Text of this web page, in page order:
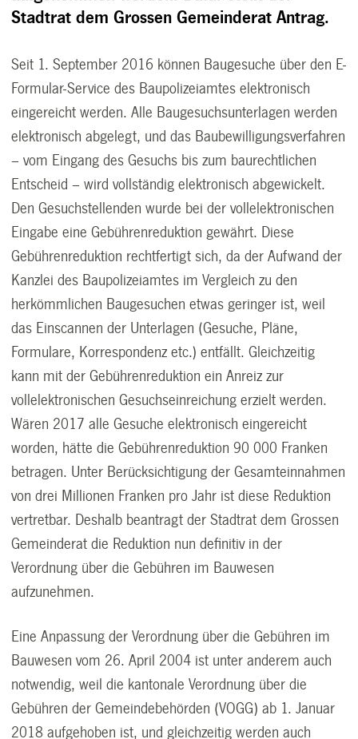
Stadtrat dem Grossen Gemeinderat Antrag.
Seit 1. September 2016 können Baugesuche über den E-
Formular-Service des Baupolizeiamtes elektronisch
eingereicht werden. Alle Baugesuchsunterlagen werden
elektronisch abgelegt, und das Baubewilligungsverfahren
– vom Eingang des Gesuchs bis zum baurechtlichen
Entscheid – wird vollständig elektronisch abgewickelt.
Den Gesuchstellenden wurde bei der vollelektronischen
Eingabe eine Gebührenreduktion gewährt. Diese
Gebührenreduktion rechtfertigt sich, da der Aufwand der
Kanzlei des Baupolizeiamtes im Vergleich zu den
herkömmlichen Baugesuchen etwas geringer ist, weil
das Einscannen der Unterlagen (Gesuche, Pläne,
Formulare, Korrespondenz etc.) entfällt. Gleichzeitig
kann mit der Gebührenreduktion ein Anreiz zur
vollelektronischen Gesuchseinreichung erzielt werden.
Wären 2017 alle Gesuche elektronisch eingereicht
worden, hätte die Gebührenreduktion 90 000 Franken
betragen. Unter Berücksichtigung der Gesamteinnahmen
von drei Millionen Franken pro Jahr ist diese Reduktion
vertretbar. Deshalb beantragt der Stadtrat dem Grossen
Gemeinderat die Reduktion nun definitiv in der
Verordnung über die Gebühren im Bauwesen
aufzunehmen.
Eine Anpassung der Verordnung über die Gebühren im
Bauwesen vom 26. April 2004 ist unter anderem auch
notwendig, weil die kantonale Verordnung über die
Gebühren der Gemeindebehörden (VOGG) ab 1. Januar
2018 aufgehoben ist, und gleichzeitig werden auch